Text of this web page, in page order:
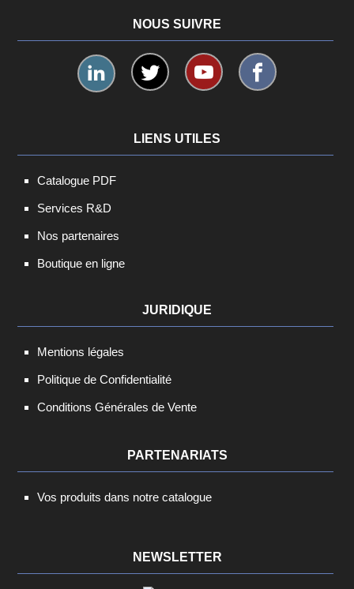
NOUS SUIVRE
LIENS UTILES
Catalogue PDF
Services R&D
Nos partenaires
Boutique en ligne
JURIDIQUE
Mentions légales
Politique de Confidentialité
Conditions Générales de Vente
PARTENARIATS
Vos produits dans notre catalogue
NEWSLETTER